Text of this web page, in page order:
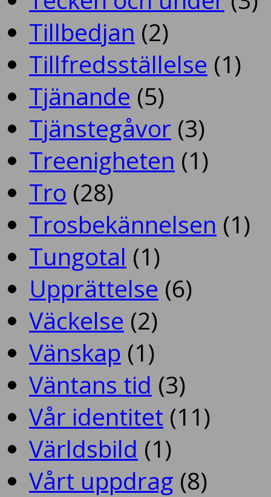
Tillbedjan (2)
Tillfredsställelse (1)
Tjänande (5)
Tjänstegåvor (3)
Treenigheten (1)
Tro (28)
Trosbekännelsen (1)
Tungotal (1)
Upprättelse (6)
Väckelse (2)
Vänskap (1)
Väntans tid (3)
Vår identitet (11)
Världsbild (1)
Vårt uppdrag (8)